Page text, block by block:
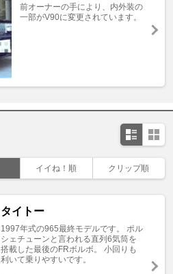
前オーナーの手により、内外装の
一部がV90に変更されています。
イイね！順 クリップ順
タイトー
1997年式の965最終モデルです。 ポル
シェチューンと言われる直列6気筒を
搭載した最後のFRボルボ。 小回りも
利いて乗りやすいです。